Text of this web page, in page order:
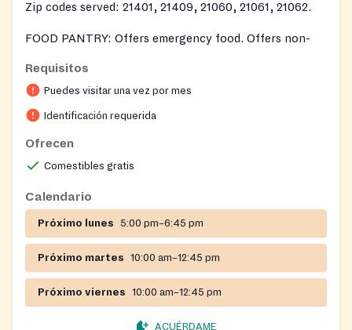
Zip codes served: 21401, 21409, 21060, 21061, 21062.
FOOD PANTRY: Offers emergency food. Offers non-
when available. Provides frozen meats, vegetables and
fruit when available.
Requisitos
Puedes visitar una vez por mes
Identificación requerida
Ofrecen
Comestibles gratis
Calendario
Próximo lunes 5:00 pm–6:45 pm
Próximo martes 10:00 am–12:45 pm
Próximo viernes 10:00 am–12:45 pm
ACUÉRDAME